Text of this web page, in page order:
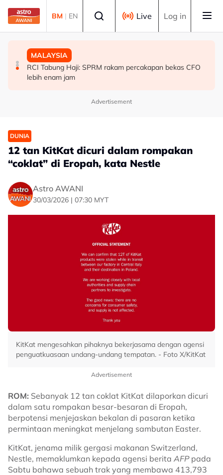
Skip to main content
BM | EN Live Log in
MALAYSIA
Johor laksana Program Semarak Maghrib dan Isyak
perkasa solat berjemaah
MALAYSIA
Bahas RCI TH: Sebanyak 35 hingga 40 Ahli Parlimen
bersedia, berminat ambil bahagian - Fahmi
MALAYSIA
RCI Tabung Haji: SPRM rakam percakapan bekas CFO
lebih enam jam
Advertisement
DUNIA
12 tan KitKat dicuri dalam rompakan
“coklat” di Eropah, kata Nestle
Astro AWANI
30/03/2026 | 07:30 MYT
KitKat mengesahkan pihaknya bekerjasama dengan agensi
penguatkuasaan undang-undang tempatan. - Foto X/KitKat
Advertisement
ROM: Sebanyak 12 tan coklat KitKat dilaporkan dicuri
dalam satu rompakan besar-besaran di Eropah,
berpotensi menjejaskan bekalan di pasaran ketika
permintaan meningkat menjelang sambutan Easter.
KitKat, jenama milik gergasi makanan Switzerland,
Nestle, memaklumkan kepada agensi berita AFP pada
Sabtu bahawa sebuah trak yang membawa 413,793